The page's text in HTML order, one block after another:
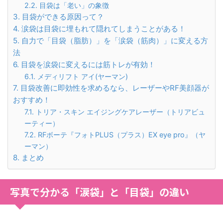
目袋は「老い」の象徴
目袋ができる原因って？
涙袋は目袋に埋もれて隠れてしまうことがある！
自力で「目袋（脂肪）」を「涙袋（筋肉）」に変える方
法
目袋を涙袋に変えるには筋トレが有効！
メディリフト アイ(ヤーマン)
目袋改善に即効性を求めるなら、レーザーやRF美顔器が
おすすめ！
トリア・スキン エイジングケアレーザー（トリアビュ
ーティー）
RFボーテ『フォトPLUS（プラス）EX eye pro』（ヤ
ーマン）
まとめ
写真で分かる「涙袋」と「目袋」の違い